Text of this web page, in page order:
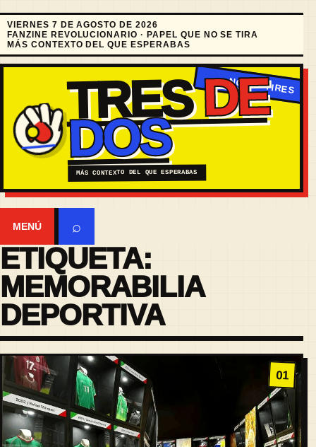
VIERNES 7 DE AGOSTO DE 2026
FANZINE REVOLUCIONARIO · PAPEL QUE NO SE TIRA
MÁS CONTEXTO DEL QUE ESPERABAS
TRESDE
DOS
MÁS CONTEXTO DEL QUE ESPERABAS
MENÚ ⌕
ETIQUETA:
MEMORABILIA
DEPORTIVA
01